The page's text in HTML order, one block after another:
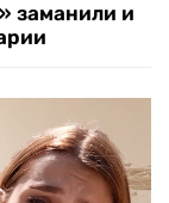
заманили и